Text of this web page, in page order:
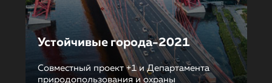
Устойчивые города-2021
Совместный проект +1 и Департамента
природопользования и охраны